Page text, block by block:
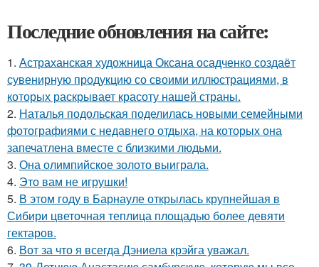
Последние обновления на сайте:
1. Астраханская художница Оксана осадченко создаёт
сувенирную продукцию со своими иллюстрациями, в
которых раскрывает красоту нашей страны.
2. Наталья подольская поделилась новыми семейными
фотографиями с недавнего отдыха, на которых она
запечатлена вместе с близкими людьми.
3. Она олимпийское золото выиграла.
4. Это вам не игрушки!
5. В этом году в Барнауле открылась крупнейшая в
Сибири цветочная теплица площадью более девяти
гектаров.
6. Вот за что я всегда Дэниела крэйга уважал.